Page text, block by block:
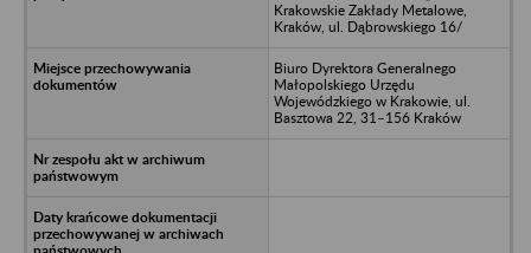
Krakowskie Zakłady Metalowe,
Kraków, ul. Dąbrowskiego 16/
Biuro Dyrektora Generalnego
Małopolskiego Urzędu
Wojewódzkiego w Krakowie, ul.
Basztowa 22, 31–156 Kraków